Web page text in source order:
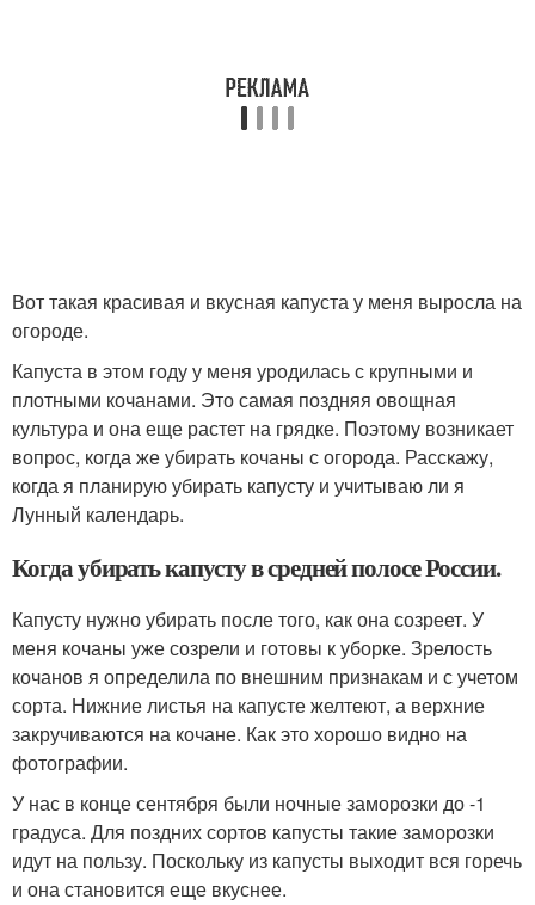
Вот такая красивая и вкусная капуста у меня выросла на
огороде.
Капуста в этом году у меня уродилась с крупными и
плотными кочанами. Это самая поздняя овощная
культура и она еще растет на грядке. Поэтому возникает
вопрос, когда же убирать кочаны с огорода. Расскажу,
когда я планирую убирать капусту и учитываю ли я
Лунный календарь.
Когда убирать капусту в средней полосе России.
Капусту нужно убирать после того, как она созреет. У
меня кочаны уже созрели и готовы к уборке. Зрелость
кочанов я определила по внешним признакам и с учетом
сорта. Нижние листья на капусте желтеют, а верхние
закручиваются на кочане. Как это хорошо видно на
фотографии.
У нас в конце сентября были ночные заморозки до -1
градуса. Для поздних сортов капусты такие заморозки
идут на пользу. Поскольку из капусты выходит вся горечь
и она становится еще вкуснее.